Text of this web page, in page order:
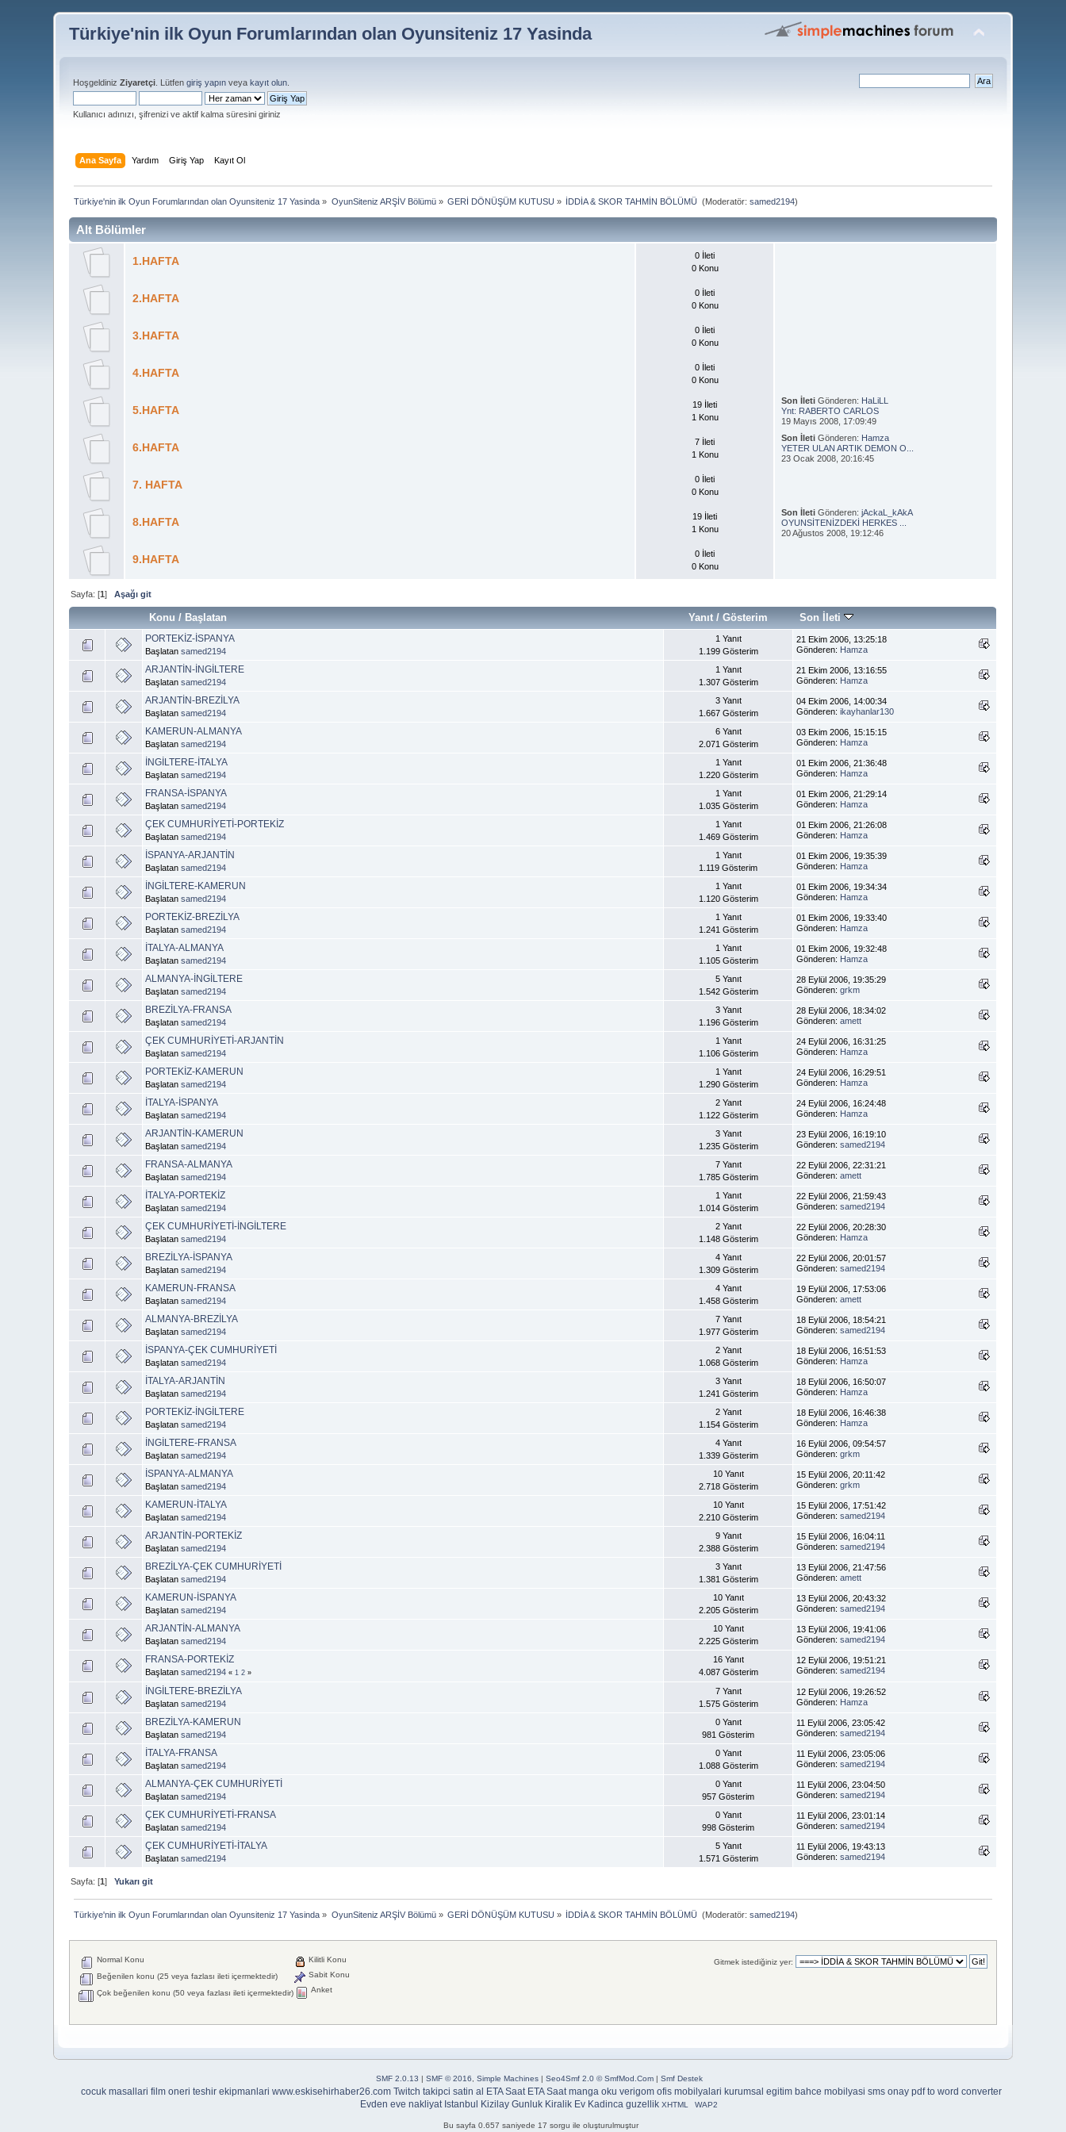
Türkiye'nin ilk Oyun Forumlarından olan Oyunsiteniz 17 Yasinda
HoşgeldinizZiyaretçi . Lütfengiriş yapın veyakayıt olun
Kullanıcı adınızı, şifrenizi ve aktif kalma süresini giriniz
Ana Sayfa Yardım Giriş Yap Kayıt Ol
Türkiye'nin ilk Oyun Forumlarından olan Oyunsiteniz 17 Yasinda » OyunSiteniz ARŞİV Bölümü» GERİ DÖNÜŞÜM KUTUSU » İDDİA & SKOR TAHMİN BÖLÜMÜ (Moderatör:samed2194)
Alt Bölümler
1.HAFTA
0 İleti
0 Konu
2.HAFTA
0 İleti
0 Konu
3.HAFTA
0 İleti
0 Konu
4.HAFTA
0 İleti
0 Konu
5.HAFTA
19 İleti
1 Konu
Son İletiGönderen: HaLiLL
Ynt: RABERTO CARLOS
19 Mayıs 2008, 17:09:49
6.HAFTA
7 İleti
1 Konu
Son İletiGönderen: Hamza
YETER ULAN ARTIK DEMON O...
23 Ocak 2008, 20:16:45
7. HAFTA
0 İleti
0 Konu
8.HAFTA
19 İleti
1 Konu
Son İletiGönderen: jAckaL_kAkA
OYUNSİTENİZDEKİ HERKES ...
20 Ağustos 2008, 19:12:46
9.HAFTA
0 İleti
0 Konu
Sayfa: [1]Aşağı git
Konu / Başlatan Yanıt/ Gösterim Son İleti
PORTEKİZ-İSPANYA
Başlatansamed2194
1 Yanıt
1.199 Gösterim
21 Ekim 2006, 13:25:18
Gönderen: Hamza
ARJANTİN-İNGİLTERE
Başlatansamed2194
1 Yanıt
1.307 Gösterim
21 Ekim 2006, 13:16:55
Gönderen: Hamza
ARJANTİN-BREZİLYA
Başlatansamed2194
3 Yanıt
1.667 Gösterim
04 Ekim 2006, 14:00:34
Gönderen:ikayhanlar130
KAMERUN-ALMANYA
Başlatansamed2194
6 Yanıt
2.071 Gösterim
03 Ekim 2006, 15:15:15
Gönderen: Hamza
İNGİLTERE-İTALYA
Başlatansamed2194
1 Yanıt
1.220 Gösterim
01 Ekim 2006, 21:36:48
Gönderen: Hamza
FRANSA-İSPANYA
Başlatansamed2194
1 Yanıt
1.035 Gösterim
01 Ekim 2006, 21:29:14
Gönderen: Hamza
ÇEK CUMHURİYETİ-PORTEKİZ
Başlatansamed2194
1 Yanıt
1.469 Gösterim
01 Ekim 2006, 21:26:08
Gönderen: Hamza
İSPANYA-ARJANTİN
Başlatansamed2194
1 Yanıt
1.119 Gösterim
01 Ekim 2006, 19:35:39
Gönderen: Hamza
İNGİLTERE-KAMERUN
Başlatansamed2194
1 Yanıt
1.120 Gösterim
01 Ekim 2006, 19:34:34
Gönderen: Hamza
PORTEKİZ-BREZİLYA
Başlatansamed2194
1 Yanıt
1.241 Gösterim
01 Ekim 2006, 19:33:40
Gönderen: Hamza
İTALYA-ALMANYA
Başlatansamed2194
1 Yanıt
1.105 Gösterim
01 Ekim 2006, 19:32:48
Gönderen: Hamza
ALMANYA-İNGİLTERE
Başlatansamed2194
5 Yanıt
1.542 Gösterim
28 Eylül 2006, 19:35:29
Gönderen:grkm
BREZİLYA-FRANSA
Başlatansamed2194
3 Yanıt
1.196 Gösterim
28 Eylül 2006, 18:34:02
Gönderen:amett
ÇEK CUMHURİYETİ-ARJANTİN
Başlatansamed2194
1 Yanıt
1.106 Gösterim
24 Eylül 2006, 16:31:25
Gönderen: Hamza
PORTEKİZ-KAMERUN
Başlatansamed2194
1 Yanıt
1.290 Gösterim
24 Eylül 2006, 16:29:51
Gönderen: Hamza
İTALYA-İSPANYA
Başlatansamed2194
2 Yanıt
1.122 Gösterim
24 Eylül 2006, 16:24:48
Gönderen: Hamza
ARJANTİN-KAMERUN
Başlatansamed2194
3 Yanıt
1.235 Gösterim
23 Eylül 2006, 16:19:10
Gönderen:samed2194
FRANSA-ALMANYA
Başlatansamed2194
7 Yanıt
1.785 Gösterim
22 Eylül 2006, 22:31:21
Gönderen:amett
İTALYA-PORTEKİZ
Başlatansamed2194
1 Yanıt
1.014 Gösterim
22 Eylül 2006, 21:59:43
Gönderen:samed2194
ÇEK CUMHURİYETİ-İNGİLTERE
Başlatansamed2194
2 Yanıt
1.148 Gösterim
22 Eylül 2006, 20:28:30
Gönderen: Hamza
BREZİLYA-İSPANYA
Başlatansamed2194
4 Yanıt
1.309 Gösterim
22 Eylül 2006, 20:01:57
Gönderen:samed2194
KAMERUN-FRANSA
Başlatansamed2194
4 Yanıt
1.458 Gösterim
19 Eylül 2006, 17:53:06
Gönderen:amett
ALMANYA-BREZİLYA
Başlatansamed2194
7 Yanıt
1.977 Gösterim
18 Eylül 2006, 18:54:21
Gönderen:samed2194
İSPANYA-ÇEK CUMHURİYETİ
Başlatansamed2194
2 Yanıt
1.068 Gösterim
18 Eylül 2006, 16:51:53
Gönderen: Hamza
İTALYA-ARJANTİN
Başlatansamed2194
3 Yanıt
1.241 Gösterim
18 Eylül 2006, 16:50:07
Gönderen: Hamza
PORTEKİZ-İNGİLTERE
Başlatansamed2194
2 Yanıt
1.154 Gösterim
18 Eylül 2006, 16:46:38
Gönderen: Hamza
İNGİLTERE-FRANSA
Başlatansamed2194
4 Yanıt
1.339 Gösterim
16 Eylül 2006, 09:54:57
Gönderen:grkm
İSPANYA-ALMANYA
Başlatansamed2194
10 Yanıt
2.718 Gösterim
15 Eylül 2006, 20:11:42
Gönderen:grkm
KAMERUN-İTALYA
Başlatansamed2194
10 Yanıt
2.210 Gösterim
15 Eylül 2006, 17:51:42
Gönderen:samed2194
ARJANTİN-PORTEKİZ
Başlatansamed2194
9 Yanıt
2.388 Gösterim
15 Eylül 2006, 16:04:11
Gönderen:samed2194
BREZİLYA-ÇEK CUMHURİYETİ
Başlatansamed2194
3 Yanıt
1.381 Gösterim
13 Eylül 2006, 21:47:56
Gönderen:amett
KAMERUN-İSPANYA
Başlatansamed2194
10 Yanıt
2.205 Gösterim
13 Eylül 2006, 20:43:32
Gönderen:samed2194
ARJANTİN-ALMANYA
Başlatansamed2194
10 Yanıt
2.225 Gösterim
13 Eylül 2006, 19:41:06
Gönderen:samed2194
FRANSA-PORTEKİZ
Başlatansamed2194 «1 2 »
16 Yanıt
4.087 Gösterim
12 Eylül 2006, 19:51:21
Gönderen:samed2194
İNGİLTERE-BREZİLYA
Başlatansamed2194
7 Yanıt
1.575 Gösterim
12 Eylül 2006, 19:26:52
Gönderen: Hamza
BREZİLYA-KAMERUN
Başlatansamed2194
0 Yanıt
981 Gösterim
11 Eylül 2006, 23:05:42
Gönderen:samed2194
İTALYA-FRANSA
Başlatansamed2194
0 Yanıt
1.088 Gösterim
11 Eylül 2006, 23:05:06
Gönderen:samed2194
ALMANYA-ÇEK CUMHURİYETİ
Başlatansamed2194
0 Yanıt
957 Gösterim
11 Eylül 2006, 23:04:50
Gönderen:samed2194
ÇEK CUMHURİYETİ-FRANSA
Başlatansamed2194
0 Yanıt
998 Gösterim
11 Eylül 2006, 23:01:14
Gönderen:samed2194
ÇEK CUMHURİYETİ-İTALYA
Başlatansamed2194
5 Yanıt
1.571 Gösterim
11 Eylül 2006, 19:43:13
Gönderen:samed2194
Sayfa: [1]Yukarı git
Türkiye'nin ilk Oyun Forumlarından olan Oyunsiteniz 17 Yasinda » OyunSiteniz ARŞİV Bölümü» GERİ DÖNÜŞÜM KUTUSU » İDDİA & SKOR TAHMİN BÖLÜMÜ (Moderatör:samed2194)
Gitmek istediğiniz yer:
Normal Konu
Beğenilen konu (25 veya fazlası ileti içermektedir)
Çok beğenilen konu (50 veya fazlası ileti içermektedir)
Kilitli Konu
Sabit Konu
Anket
SMF 2.0.13 | SMF © 2016 Simple Machines| Seo4Smf 2.0 © SmfMod.Com| Smf Destek
cocuk masallari film oneri teshir ekipmanlari www.eskisehirhaber26.com Twitch takipci satin al ETA Saat ETA Saat manga oku verigom ofis mobilyalari kurumsal egitim bahce mobilyasi sms onay pdf to word converter
Evden eve nakliyat Istanbul Kizilay Gunluk Kiralik Ev Kadinca guzellik XHTML WAP2
Bu sayfa 0.657 saniyede 17 sorgu ile oluşturulmuştur